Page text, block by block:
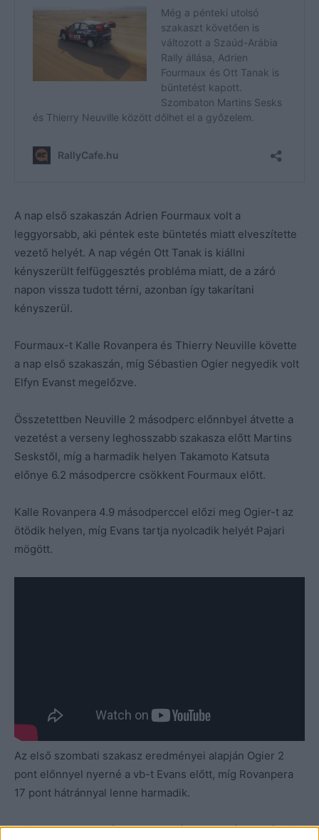
A nap első szakaszán Adrien Fourmaux volt a
leggyorsabb, aki péntek este büntetés miatt elveszítette
vezető helyét. A nap végén Ott Tanak is kiállni
kényszerült felfüggesztés probléma miatt, de a záró
napon vissza tudott térni, azonban így takarítani
kényszerül.
Fourmaux-t Kalle Rovanpera és Thierry Neuville követte
a nap első szakaszán, míg Sébastien Ogier negyedik volt
Elfyn Evanst megelőzve.
Összetettben Neuville 2 másodperc előnnbyel átvette a
vezetést a verseny leghosszabb szakasza előtt Martins
Seskstől, míg a harmadik helyen Takamoto Katsuta
előnye 6.2 másodpercre csökkent Fourmaux előtt.
Kalle Rovanpera 4.9 másodperccel előzi meg Ogier-t az
ötödik helyen, míg Evans tartja nyolcadik helyét Pajari
mögött.
Az első szombati szakasz eredményei alapján Ogier 2
pont előnnyel nyerné a vb-t Evans előtt, míg Rovanpera
17 pont hátránnyal lenne harmadik.
Mindez azonban még alaposan változhat akár a további